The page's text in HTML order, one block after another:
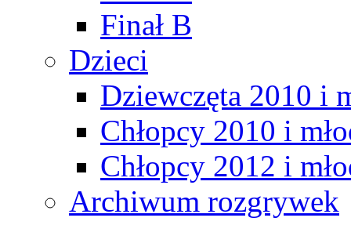
Finał B
Dzieci
Dziewczęta 2010 i
Chłopcy 2010 i
Chłopcy 2012 i
Archiwum rozgrywek